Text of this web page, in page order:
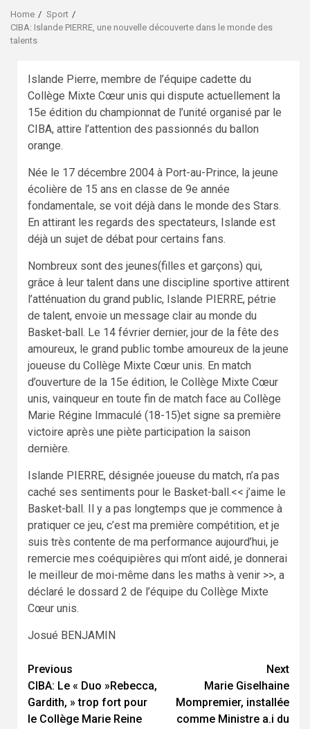
Home
Sport
CIBA: Islande PIERRE, une nouvelle découverte dans le monde des
talents
Islande Pierre, membre de l’équipe cadette du
Collège Mixte Cœur unis qui dispute actuellement la
15e édition du championnat de l’unité organisé par le
CIBA, attire l’attention des passionnés du ballon
orange.
Née le 17 décembre 2004 à Port-au-Prince, la jeune
écolière de 15 ans en classe de 9e année
fondamentale, se voit déjà dans le monde des Stars.
En attirant les regards des spectateurs, Islande est
déjà un sujet de débat pour certains fans.
Nombreux sont des jeunes(filles et garçons) qui,
grâce à leur talent dans une discipline sportive attirent
l’atténuation du grand public, Islande PIERRE, pétrie
de talent, envoie un message clair au monde du
Basket-ball. Le 14 février dernier, jour de la fête des
amoureux, le grand public tombe amoureux de la jeune
joueuse du Collège Mixte Cœur unis. En match
d’ouverture de la 15e édition, le Collège Mixte Cœur
unis, vainqueur en toute fin de match face au Collège
Marie Régine Immaculé (18-15)et signe sa première
victoire après une piète participation la saison
dernière.
Islande PIERRE, désignée joueuse du match, n’a pas
caché ses sentiments pour le Basket-ball.<< j’aime le
Basket-ball. Il y a pas longtemps que je commence à
pratiquer ce jeu, c’est ma première compétition, et je
suis très contente de ma performance aujourd’hui, je
remercie mes coéquipières qui m’ont aidé, je donnerai
le meilleur de moi-même dans les maths à venir >>, a
déclaré le dossard 2 de l’équipe du Collège Mixte
Cœur unis.
Josué BENJAMIN
Continue
Reading
Previous
CIBA: Le « Duo »Rebecca,
Gardith, » trop fort pour
le Collège Marie Reine
Next
Marie Giselhaine
Mompremier, installée
comme Ministre a.i du